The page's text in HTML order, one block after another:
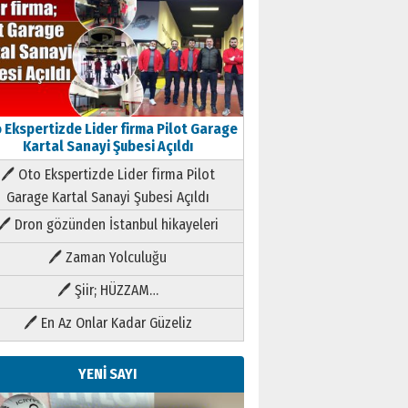
Ekspertizde Lider firma Pilot Garage
Kartal Sanayi Şubesi Açıldı
🖊 Oto Ekspertizde Lider firma Pilot
Garage Kartal Sanayi Şubesi Açıldı
Dron gözünden İstanbul hikayeleri
🖊 Zaman Yolculuğu
🖊 Şiir; HÜZZAM…
🖊 En Az Onlar Kadar Güzeliz
YENİ SAYI